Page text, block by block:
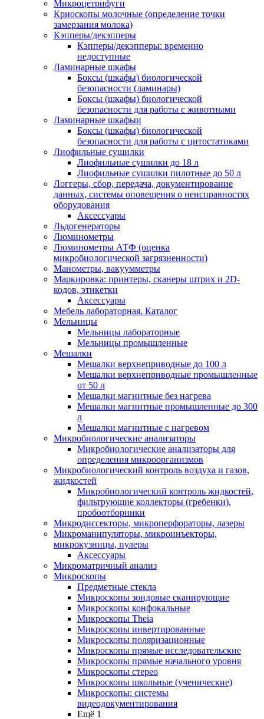
Микроцетрифуги
Криоскопы молочные (определение точки
замерзания молока)
Кэпперы/декэпперы
Кэпперы/декэпперы: временно
недоступные
Ламинарные шкафы
Боксы (шкафы) биологической
безопасности (ламинары)
Боксы (шкафы) биологической
безопасности для работы с животными
Ламинарные шкафыи
Боксы (шкафы) биологической
безопасности для работы с цитостатиками
Лиофильные сушилки
Лиофильные сушилки до 18 л
Лиофильные сушилки пилотные до 50 л
Логгеры, сбор, передача, документирование
данных, системы оповещения о неисправностях
оборудования
Аксессуары
Льдогенераторы
Люминометры
Люминометры АТФ (оценка
микробиологической загрязненности)
Манометры, вакуумметры
Маркировка: принтеры, сканеры штрих и 2D-
кодов, этикетки
Аксессуары
Мебель лабораторная. Каталог
Мельницы
Мельницы лабораторные
Мельницы промышленные
Мешалки
Мешалки верхнеприводные до 100 л
Мешалки верхнеприводные промышленные
от 50 л
Мешалки магнитные без нагрева
Мешалки магнитные промышленные до 300
л
Мешалки магнитные с нагревом
Микробиологические анализаторы
Микробиологические анализаторы для
определения микроорганизмов
Микробиологический контроль воздуха и газов,
жидкостей
Микробиологический контроль жидкостей,
фильтрующие коллекторы (гребенки),
пробоотборники
Микродиссекторы, микроперфораторы, лазеры
Микроманипуляторы, микроинъекторы,
микрокузницы, пулеры
Аксессуары
Микроматричный анализ
Микроскопы
Предметные стекла
Микроскопы зондовые сканирующие
Микроскопы конфокальные
Микроскопы Theia
Микроскопы инвертированные
Микроскопы поляризационные
Микроскопы прямые исследовательские
Микроскопы прямые начального уровня
Микроскопы стерео
Микроскопы школьные (ученические)
Микроскопы: системы
видеодокументирования
Ещё 1